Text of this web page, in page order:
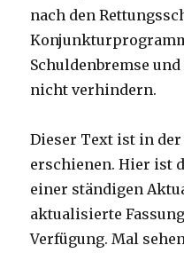
nach den
Schuldenbremse
nicht verhindern.
Dieser Text ist in der
erschienen. Hier ist
einer ständigen
aktualisierte
Verfügung. Mal